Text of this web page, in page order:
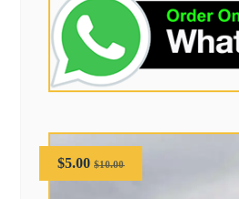
$10.00
$5.00